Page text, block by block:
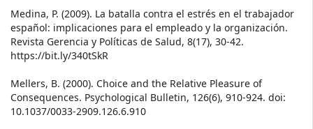
Medina, P. (2009). La batalla contra el estrés en el trabajador
español: implicaciones para el empleado y la organización.
Revista Gerencia y Políticas de Salud, 8(17), 30-42.
https://bit.ly/340tSkR
Mellers, B. (2000). Choice and the Relative Pleasure of
Consequences. Psychological Bulletin, 126(6), 910-924. doi:
10.1037/0033-2909.126.6.910